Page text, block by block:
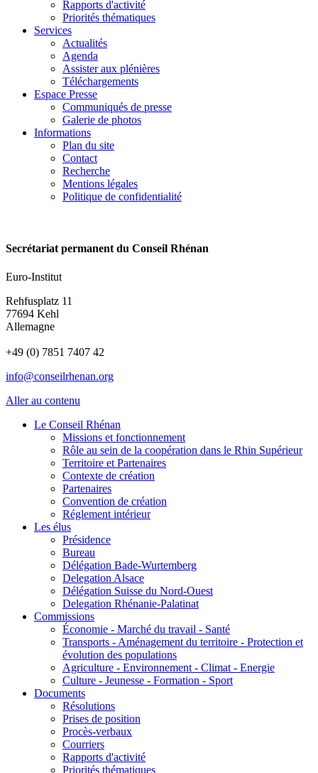
Rapports d'activité
Priorités thématiques
Services
Actualités
Agenda
Assister aux plénières
Téléchargements
Espace Presse
Communiqués de presse
Galerie de photos
Informations
Plan du site
Contact
Recherche
Mentions légales
Politique de confidentialité
Secrétariat permanent du Conseil Rhénan
Euro-Institut
Rehfusplatz 11
77694 Kehl
Allemagne
+49 (0) 7851 7407 42
info@conseilrhenan.org
Aller au contenu
Le Conseil Rhénan
Missions et fonctionnement
Rôle au sein de la coopération dans le Rhin Supérieur
Territoire et Partenaires
Contexte de création
Partenaires
Convention de création
Réglement intérieur
Les élus
Présidence
Bureau
Délégation Bade-Wurtemberg
Delegation Alsace
Délégation Suisse du Nord-Ouest
Delegation Rhénanie-Palatinat
Commissions
Économie - Marché du travail - Santé
Transports - Aménagement du territoire - Protection et
évolution des populations
Agriculture - Environnement - Climat - Energie
Culture - Jeunesse - Formation - Sport
Documents
Résolutions
Prises de position
Procès-verbaux
Courriers
Rapports d'activité
Priorités thématiques